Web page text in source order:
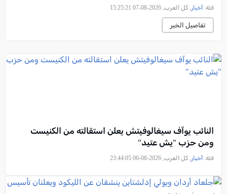
فئة: أخبار , كل العرب, 2026-08-07 15:25:21
تفاصيل الخبر
النائب يوآف سيغالوفيتش يعلن استقالته من الكنيست
ومن حزب "يش عتيد"
فئة: أخبار , كل العرب, 2026-08-06 23:44:05